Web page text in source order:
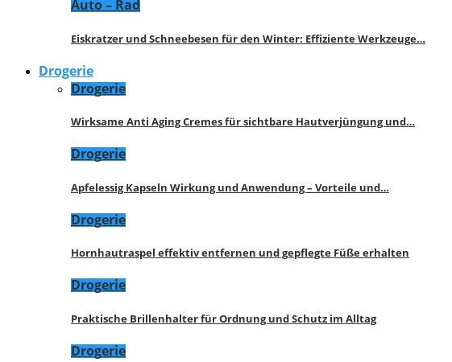
Auto – Rad
Eiskratzer und Schneebesen für den Winter: Effiziente Werkzeuge…
Drogerie
Drogerie
Wirksame Anti Aging Cremes für sichtbare Hautverjüngung und…
Drogerie
Apfelessig Kapseln Wirkung und Anwendung – Vorteile und…
Drogerie
Hornhautraspel effektiv entfernen und gepflegte Füße erhalten
Drogerie
Praktische Brillenhalter für Ordnung und Schutz im Alltag
Drogerie